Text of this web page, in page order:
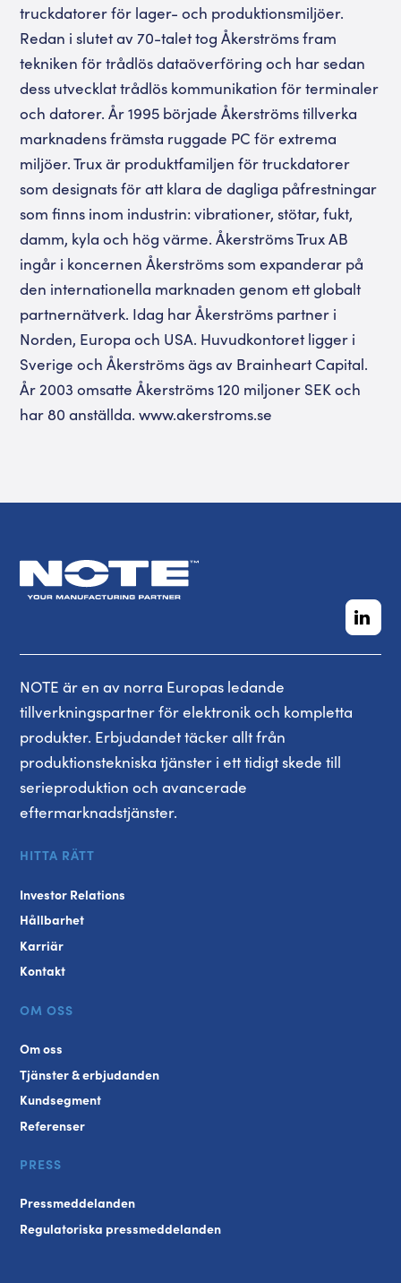
truckdatorer för lager- och produktionsmiljöer.
Redan i slutet av 70-talet tog Åkerströms fram
tekniken för trådlös dataöverföring och har sedan
dess utvecklat trådlös kommunikation för terminaler
och datorer. År 1995 började Åkerströms tillverka
marknadens främsta ruggade PC för extrema
miljöer. Trux är produktfamiljen för truckdatorer
som designats för att klara de dagliga påfrestningar
som finns inom industrin: vibrationer, stötar, fukt,
damm, kyla och hög värme. Åkerströms Trux AB
ingår i koncernen Åkerströms som expanderar på
den internationella marknaden genom ett globalt
partnernätverk. Idag har Åkerströms partner i
Norden, Europa och USA. Huvudkontoret ligger i
Sverige och Åkerströms ägs av Brainheart Capital.
År 2003 omsatte Åkerströms 120 miljoner SEK och
har 80 anställda. www.akerstroms.se
NOTE är en av norra Europas ledande
tillverkningspartner för elektronik och kompletta
produkter. Erbjudandet täcker allt från
produktionstekniska tjänster i ett tidigt skede till
serieproduktion och avancerade
eftermarknadstjänster.
HITTA RÄTT
Investor Relations
Hållbarhet
Karriär
Kontakt
OM OSS
Om oss
Tjänster & erbjudanden
Kundsegment
Referenser
PRESS
Pressmeddelanden
Regulatoriska pressmeddelanden